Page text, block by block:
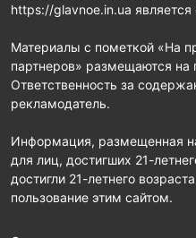
https://glavnoe.in.ua является
Материалы с пометкой «На
партнеров» размещаются
Ответственность за
рекламодатель.
Информация, размещенная
для лиц, достигших 21-
достигли 21-летнего
пользование этим сайтом.